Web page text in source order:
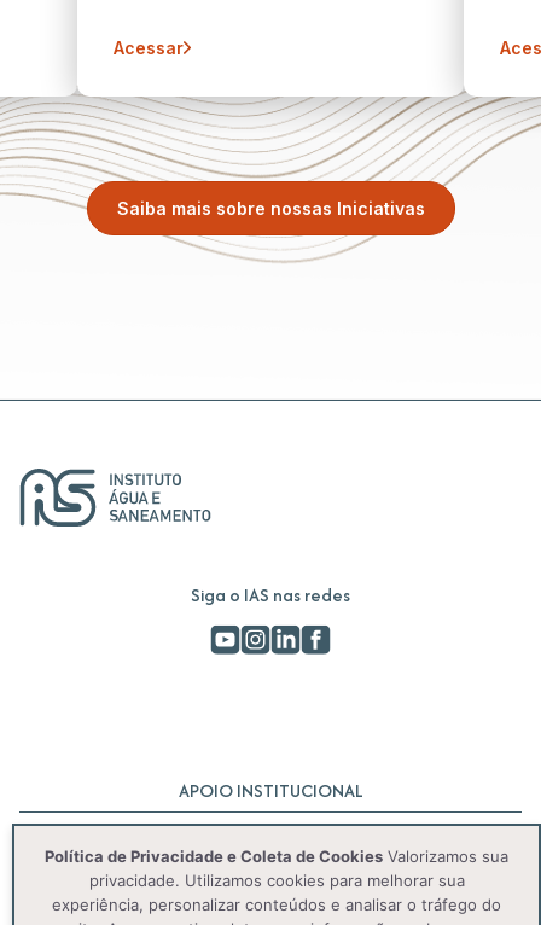
Acessar
Saiba mais sobre nossas Iniciativas
Siga o IAS nas redes
APOIO INSTITUCIONAL
Política de Privacidade e Coleta de Cookies Valorizamos sua
privacidade. Utilizamos cookies para melhorar sua
experiência, personalizar conteúdos e analisar o tráfego do